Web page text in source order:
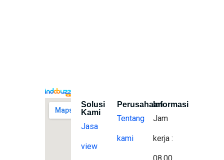
Solusi
Kami
Jasa
view
Perusahaan
Tentang
kami
Informasi
Jam
kerja :